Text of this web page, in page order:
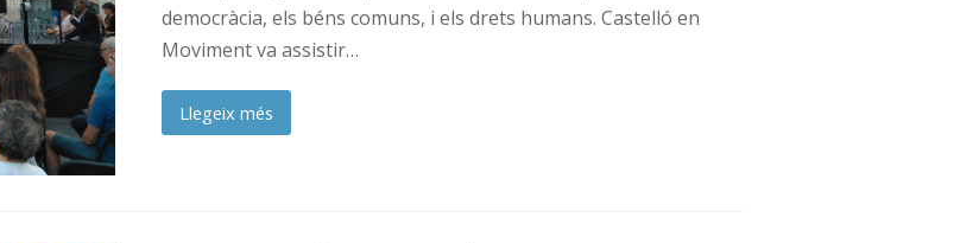
democràcia, els béns comuns, i els drets humans. Castelló en
Moviment va assistir…
Llegeix més